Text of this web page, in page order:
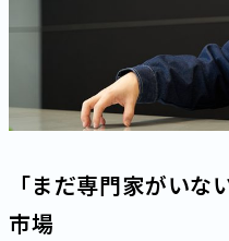
「まだ専門家がいな
市場